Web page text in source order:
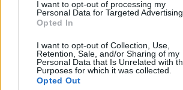
I want to opt-out of processing my
Personal Data for Targeted Advertising.
Opted In
I want to opt-out of Collection, Use,
Retention, Sale, and/or Sharing of my
Personal Data that Is Unrelated with
Purposes for which it was collected.
Opted Out
Azt hitte, minden az övé
2025. március 13.